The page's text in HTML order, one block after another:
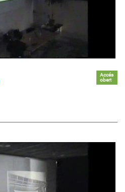
Accés
obert